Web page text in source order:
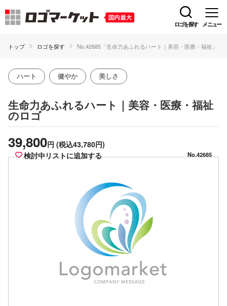
ロゴを探す メニュー
トップ ロゴを探す No.42685「生命力あふれるハート｜美容・医療・福祉」
ハート 健やか 美しさ
生命力あふれるハート｜美容・医療・福祉
のロゴ
39,800円 (税込43,780円)
検討中リストに追加する
No.42685